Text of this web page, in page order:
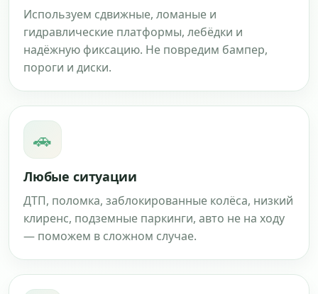
Используем сдвижные, ломаные и
гидравлические платформы, лебёдки и
надёжную фиксацию. Не повредим бампер,
пороги и диски.
🚗
Любые ситуации
ДТП, поломка, заблокированные колёса, низкий
клиренс, подземные паркинги, авто не на ходу
— поможем в сложном случае.